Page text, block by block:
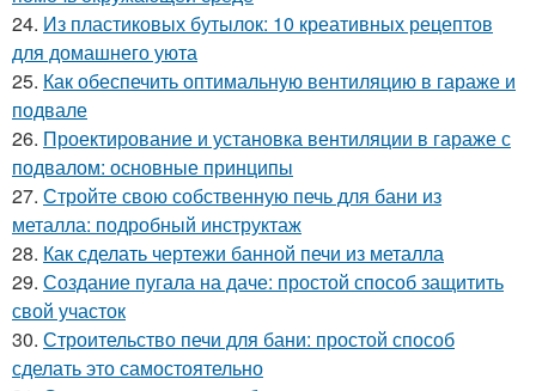
24. Из пластиковых бутылок: 10 креативных рецептов
для домашнего уюта
25. Как обеспечить оптимальную вентиляцию в гараже и
подвале
26. Проектирование и установка вентиляции в гараже с
подвалом: основные принципы
27. Стройте свою собственную печь для бани из
металла: подробный инструктаж
28. Как сделать чертежи банной печи из металла
29. Создание пугала на даче: простой способ защитить
свой участок
30. Строительство печи для бани: простой способ
сделать это самостоятельно